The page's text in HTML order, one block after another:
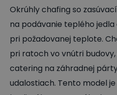
Okrúhly chafing so
na podávanie teplého
pri požadovanej teplote.
pri ratoch vo vnútri
catering na záhradnej
udalostiach. Tento model